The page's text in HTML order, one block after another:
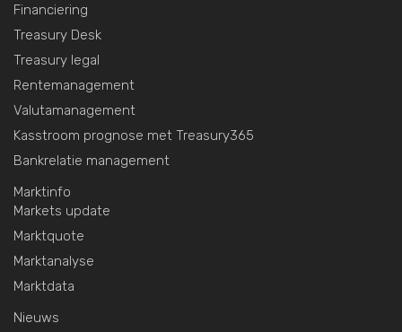
Financiering
Treasury Desk
Treasury legal
Rentemanagement
Valutamanagement
Kasstroom prognose met Treasury365
Bankrelatie management
Marktinfo
Markets update
Marktquote
Marktanalyse
Marktdata
Nieuws